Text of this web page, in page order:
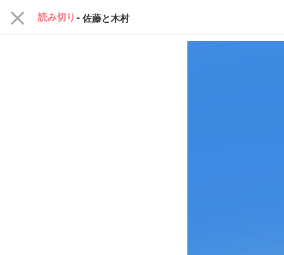
close 読み切り - 佐藤と木村